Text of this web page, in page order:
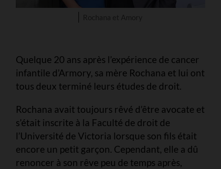
Quelque 20 ans après l’expérience de cancer
infantile d’Armory, sa mère Rochana et lui ont
tous deux terminé leurs études de droit.
Rochana avait toujours rêvé d’être avocate et
s’était inscrite à la Faculté de droit de
l’Université de Victoria lorsque son fils était
encore un petit garçon. Cependant, elle a dû
renoncer à son rêve peu de temps après,